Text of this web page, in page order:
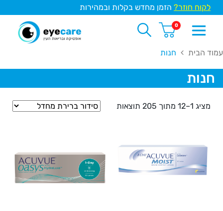
לקוח חוזר? הזמן מחדש בקלות ובמהירות
0
עמוד הבית חנות
חנות
מציג 1–12 מתוך 205 תוצאות